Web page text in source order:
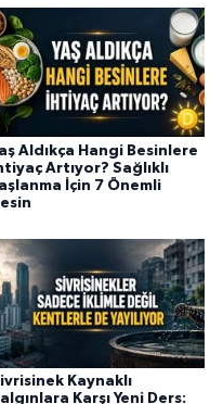
Aldıkça Hangi Besinlere
Artıyor? Sağlıklı
İçin 7 Önemli
Kaynaklı
Karşı Yeni Ders: